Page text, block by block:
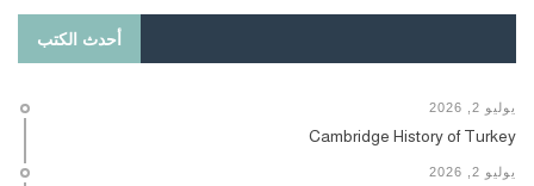
أحدث الكتب
يوليو 2, 2026
Cambridge History of Turkey
يوليو 2, 2026